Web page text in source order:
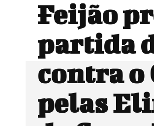
Feijão
partida
contra o
pelas